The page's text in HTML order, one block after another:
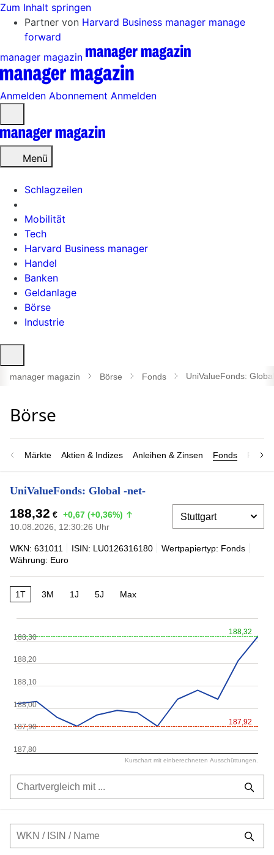
Zum Inhalt springen
Partner von Harvard Business manager manage
forward
manager magazin
Anmelden Abonnement Anmelden
öffnen
Menü
Schlagzeilen
Mobilität
Tech
Harvard Business manager
Handel
Banken
Geldanlage
Börse
Industrie
öffnen
manager magazin Börse Fonds UniValueFonds:
Märkte Aktien & Indizes Anleihen & Zinsen Fonds
UniValueFonds: Global -net-
188,32 € +0,67 (+0,36%)
10.08.2026, 12:30:26 Uhr
WKN: 631011 ISIN: LU0126316180
Wertpapiertyp: Fonds
Währung: Euro
1T 3M 1J 5J Max
188,32
187,92
187,80
188,00
188,20
187,90
188,10
188,30
Kurschart mit einberechneten Ausschüttungen.